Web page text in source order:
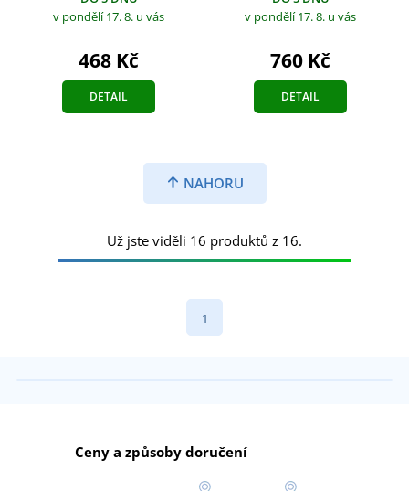
v pondělí 17. 8. u vás
468 Kč
DETAIL
v pondělí 17. 8. u vás
760 Kč
DETAIL
NAHORU
Už jste viděli 16 produktů z 16.
1
Ceny a způsoby doručení